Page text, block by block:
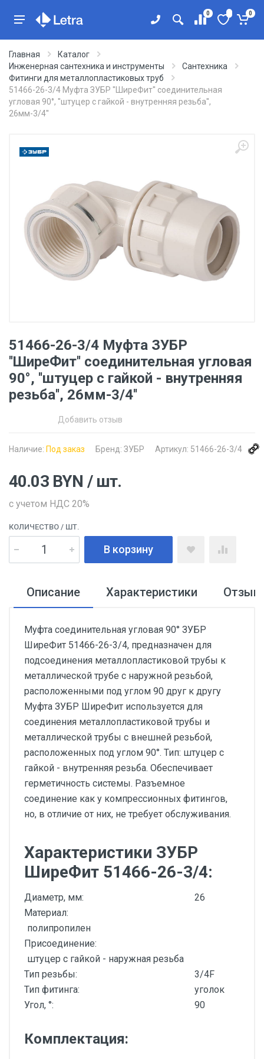
0 0
Главная
Каталог
Инженерная сантехника и инструменты
Сантехника
Фитинги для металлопластиковых труб
51466-26-3/4 Муфта ЗУБР ''ШиреФит'' соединительная
угловая 90°, ''штуцер с гайкой - внутренняя резьба'',
26мм-3/4''
51466-26-3/4 Муфта ЗУБР
''ШиреФит'' соединительная угловая
90°, ''штуцер с гайкой - внутренняя
резьба'', 26мм-3/4''
Добавить отзыв
Наличие: Под заказ Бренд: ЗУБР Артикул: 51466-26-3/4
40.03 BYN / шт.
с учетом НДС 20%
КОЛИЧЕСТВО / ШТ.
В корзину
Описание Характеристики
Муфта соединительная угловая 90° ЗУБР
ШиреФит 51466-26-3/4, предназначен для
подсоединения металлопластиковой трубы к
металлической трубе с наружной резьбой,
расположенными под углом 90 друг к другу
Муфта ЗУБР ШиреФит используется для
соединения металлопластиковой трубы и
металлической трубы с внешней резьбой,
расположенных под углом 90°. Тип: штуцер с
гайкой - внутренняя резьба. Обеспечивает
герметичность системы. Разъемное
соединение как у компрессионных фитингов,
но, в отличие от них, не требует обслуживания.
Характеристики ЗУБР
ШиреФит 51466-26-3/4:
Диаметр, мм:
26
Материал:
полипропилен
Присоединение:
штуцер с гайкой - наружная резьба
Тип резьбы:
3/4F
Тип фитинга:
уголок
Угол, °:
90
Комплектация: